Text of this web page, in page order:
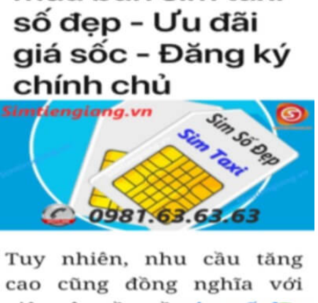
người khác cũng sẽ biết được vị trí của bạn trong xã hội là như thế
nào rồi?
Hướng dẫn mua Sim Tứ Quý 2 tại
Simtiengiang.vn.
Sim Tiền Giang là đơn vị cung cấp
Tứ Quý, sim giá rẻ uy
tín chất lượng.